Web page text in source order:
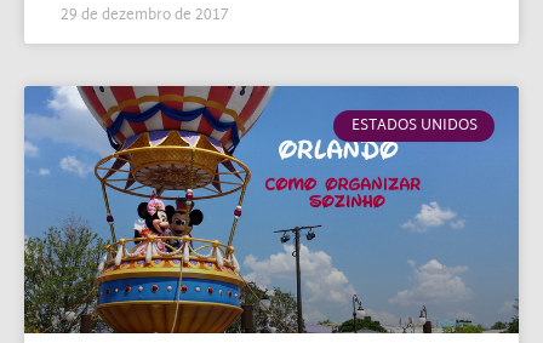
29 de dezembro de 2017
ESTADOS UNIDOS